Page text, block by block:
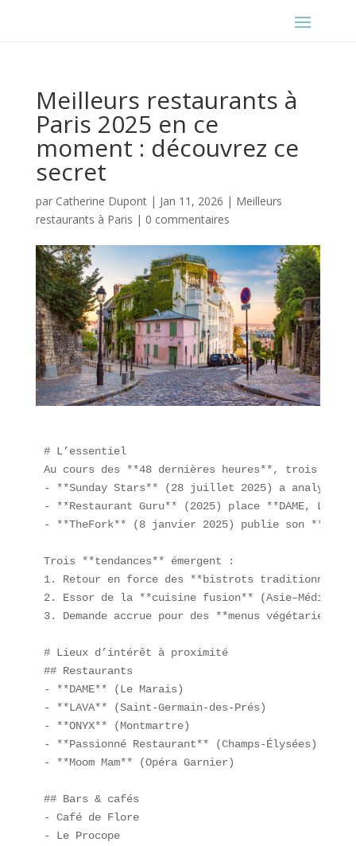
Meilleurs restaurants à
Paris 2025 en ce
moment : découvrez ce
secret
par Catherine Dupont| Jan 11, 2026 | Meilleurs
restaurants à Paris | 0 commentaires
# L’essentiel
Au cours des **48 dernières heures**, trois
- **Sunday Stars** (28 juillet 2025) a analysé
- **Restaurant Guru** (2025) place **DAME,
- **TheFork** (8 janvier 2025) publie son
Trois **tendances** émergent :
1. Retour en force des **bistrots
2. Essor de la **cuisine fusion**
3. Demande accrue pour des **menus
# Lieux d’intérêt à proximité
## Restaurants
- **DAME** (Le Marais)
- **LAVA** (Saint-Germain-des-Prés)
- **ONYX** (Montmartre)
- **Passionné Restaurant** (Champs-Élysées)
- **Moom Mam** (Opéra Garnier)
## Bars & cafés
- Café de Flore
- Le Procope